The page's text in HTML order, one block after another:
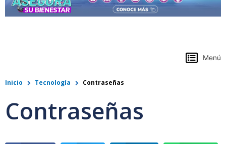
Menú
Inicio Tecnología Contraseñas
Contraseñas